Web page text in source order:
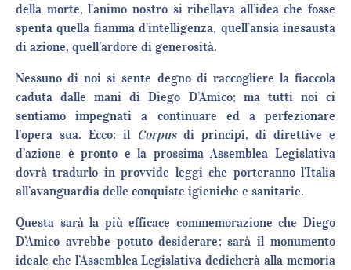
della morte, l’animo nostro si ribellava all’idea che fosse
spenta quella fiamma d’intelligenza, quell’ansia inesausta
di azione, quell’ardore di generosità.
Nessuno di noi si sente degno di raccogliere la fiaccola
caduta dalle mani di Diego D’Amico; ma tutti noi ci
sentiamo impegnati a continuare ed a perfezionare
l’opera sua. Ecco: il Corpusdi principî, di direttive e
d’azione è pronto e la prossima Assemblea Legislativa
dovrà tradurlo in provvide leggi che porteranno l’Italia
all’avanguardia delle conquiste igieniche e sanitarie.
Questa sarà la più efficace commemorazione che Diego
D’Amico avrebbe potuto desiderare; sarà il monumento
ideale che l’Assemblea Legislativa dedicherà alla memoria